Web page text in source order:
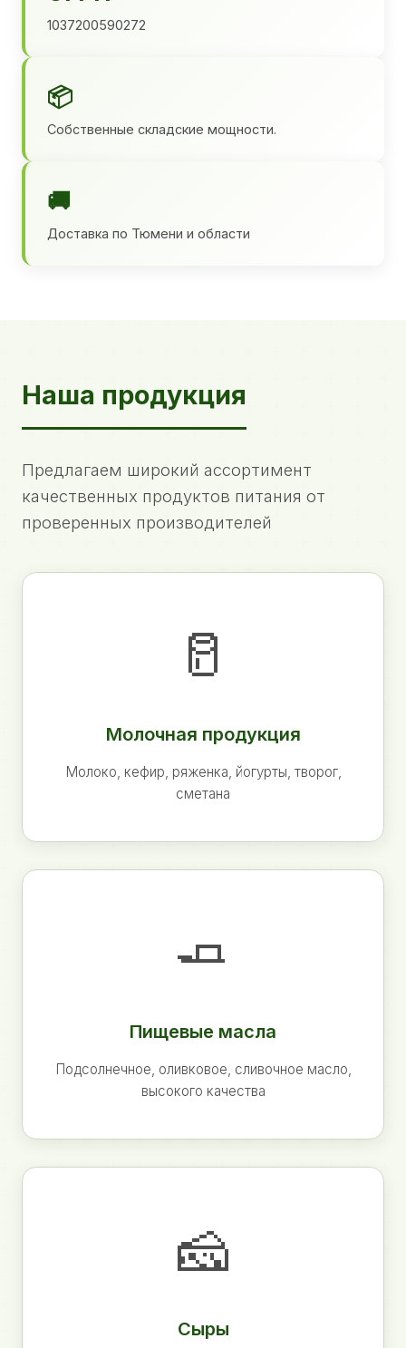
1037200590272
📦
Собственные складские мощности.
🚚
Доставка по Тюмени и области
Наша продукция
Предлагаем широкий ассортимент
качественных продуктов питания от
проверенных производителей
🥛
Молочная продукция
Молоко, кефир, ряженка, йогурты, творог,
сметана
🧈
Пищевые масла
Подсолнечное, оливковое, сливочное масло,
высокого качества
🧀
Сыры